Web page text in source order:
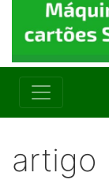
artigo